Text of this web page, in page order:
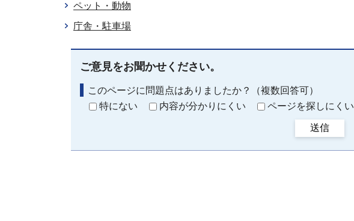
ペット・動物
庁舎・駐車場
ご意見をお聞かせください。
このページに問題点はありましたか？（複数回答可）
特にない
内容が分かりにくい ページを探しにくい
送信